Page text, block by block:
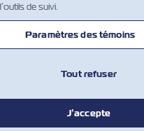
2 3 …
de suivi.
Paramètres des témoins
Tout refuser
J’accepte